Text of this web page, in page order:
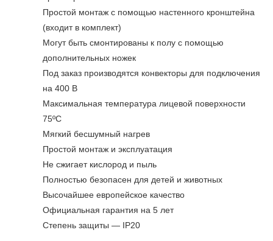
Простой монтаж с помощью настенного кронштейна
(входит в комплект)
Могут быть смонтированы к полу с помощью
дополнительных ножек
Под заказ производятся конвекторы для подключения
на 400 В
Максимальная температура лицевой поверхности
75ºC
Мягкий бесшумный нагрев
Простой монтаж и эксплуатация
Не сжигает кислород и пыль
Полностью безопасен для детей и животных
Высочайшее европейское качество
Официальная гарантия на 5 лет
Степень защиты — IP20